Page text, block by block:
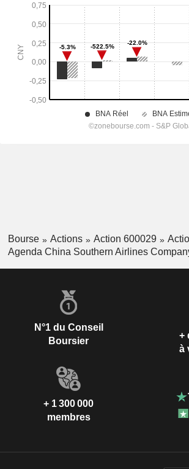
Bourse Actions Action 600029
Agenda China Southern Airlines
N°1 du Conseil
Boursier
+
à
+ 1 300 000
membres